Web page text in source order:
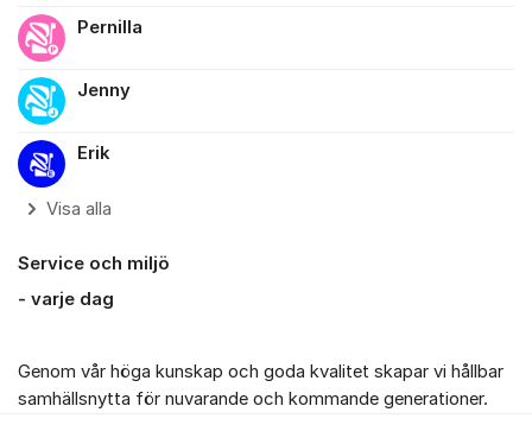
Pernilla
Jenny
Erik
Visa alla
Service och miljö
- varje dag
Genom vår höga kunskap och goda kvalitet skapar vi hållbar
samhällsnytta för nuvarande och kommande generationer.